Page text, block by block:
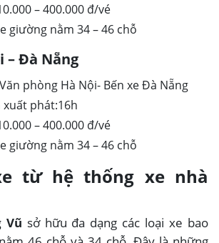
– 400.000 đ/vé
giường nằm 34 – 46 chỗ
– Đà Nẵng
phòng Hà Nội- Bến xe Đà Nẵng
xuất phát:16h
– 400.000 đ/vé
giường nằm 34 – 46 chỗ
từ hệ thống xe nhà
Vũ sở hữu đa dạng các loại xe bao